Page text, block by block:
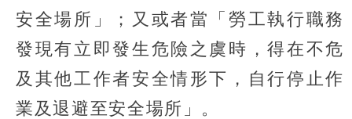
安全場所」；又或者當「勞工執行職務
發現有立即發生危險之虞時，得在不危
及其他工作者安全情形下，自行停止作
業及退避至安全場所」。